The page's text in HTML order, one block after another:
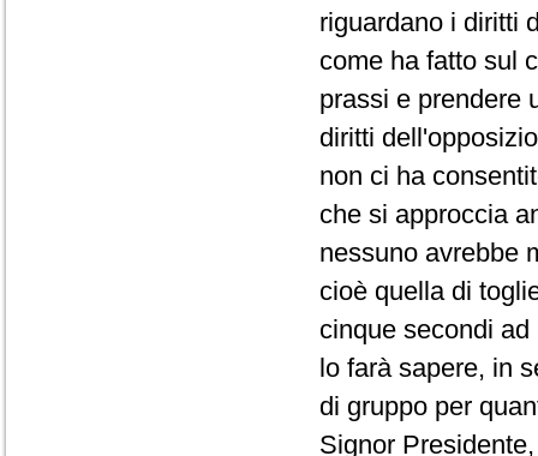
riguardano i diritti
come ha fatto sul
prassi e prendere
diritti
non ci ha
che si approccia
nessuno avrebbe
cioè quella di
cinque secondi
lo farà sapere, in
di gruppo per
Signor